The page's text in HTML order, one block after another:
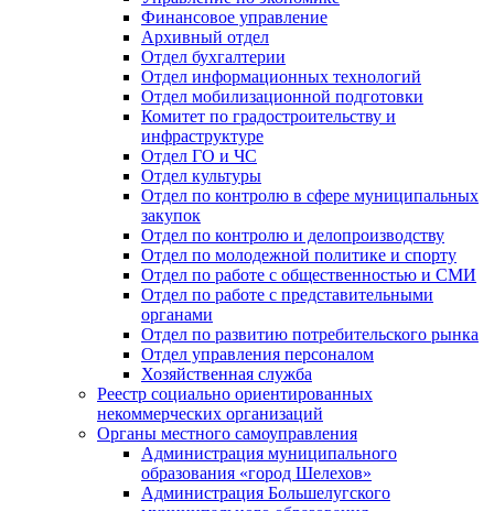
Финансовое управление
Архивный отдел
Отдел бухгалтерии
Отдел информационных технологий
Отдел мобилизационной подготовки
Комитет по градостроительству и
инфраструктуре
Отдел ГО и ЧС
Отдел культуры
Отдел по контролю в сфере муниципальных
закупок
Отдел по контролю и делопроизводству
Отдел по молодежной политике и спорту
Отдел по работе с общественностью и СМИ
Отдел по работе с представительными
органами
Отдел по развитию потребительского рынка
Отдел управления персоналом
Хозяйственная служба
Реестр социально ориентированных
некоммерческих организаций
Органы местного самоуправления
Администрация муниципального
образования «город Шелехов»
Администрация Большелугского